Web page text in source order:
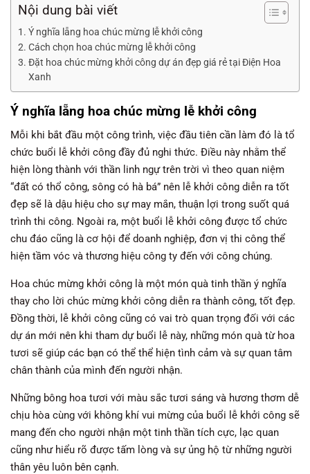
Nội dung bài viết
Ý nghĩa lẵng hoa chúc mừng lễ khởi công
Cách chọn hoa chúc mừng lễ khởi công
Đặt hoa chúc mừng khởi công dự án đẹp giá rẻ tại Điện Hoa
Xanh
Ý nghĩa lẵng hoa chúc mừng lễ khởi công
Mỗi khi bắt đầu một công trình, việc đầu tiên cần làm đó là tổ
chức buổi lễ khởi công đầy đủ nghi thức. Điều này nhằm thể
hiện lòng thành với thần linh ngự trên trời vì theo quan niệm
“đất có thổ công, sông có hà bá” nên lễ khởi công diễn ra tốt
đẹp sẽ là dậu hiệu cho sự may mắn, thuận lợi trong suốt quá
trình thi công. Ngoài ra, một buổi lễ khởi công được tổ chức
chu đáo cũng là cơ hội để doanh nghiệp, đơn vị thi công thể
hiện tầm vóc và thương hiệu công ty đến với công chúng.
Hoa chúc mừng khởi công là một món quà tinh thần ý nghĩa
thay cho lời chúc mừng khởi công diễn ra thành công, tốt đẹp.
Đồng thời, lễ khởi công cũng có vai trò quan trọng đối với các
dự án mới nên khi tham dự buổi lễ này, những món quà từ hoa
tươi sẽ giúp các bạn có thể thể hiện tình cảm và sự quan tâm
chân thành của mình đến người nhận.
Những bông hoa tươi với màu sắc tươi sáng và hương thơm dễ
chịu hòa cùng với không khí vui mừng của buổi lễ khởi công sẽ
mang đến cho người nhận một tinh thần tích cực, lạc quan
cũng như hiểu rõ được tấm lòng và sự ủng hộ từ những người
thân yêu luôn bên cạnh.